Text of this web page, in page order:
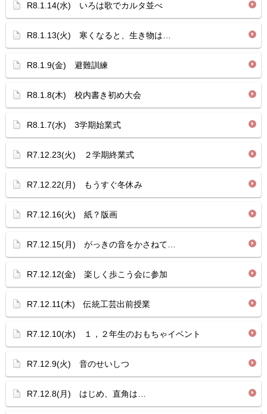
R8.1.14(水) いろは歌でカルタ並べ
R8.1.13(火) 寒くなると、生き物は…
R8.1.9(金) 避難訓練
R8.1.8(木) 校内書き初め大会
R8.1.7(水) 3学期始業式
R7.12.23(火) ２学期終業式
R7.12.22(月) もうすぐ冬休み
R7.12.16(火) 紙？版画
R7.12.15(月) がっきの音をかさねて…
R7.12.12(金) 楽しく歩こう会に参加
R7.12.11(木) 伝統工芸出前授業
R7.12.10(水) １，２年生のおもちゃイベント
R7.12.9(火) 音のせいしつ
R7.12.8(月) はじめ、直角は…